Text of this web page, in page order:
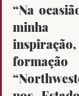
“Na
minha